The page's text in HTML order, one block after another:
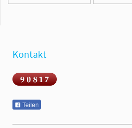
Kontakt
Teilen